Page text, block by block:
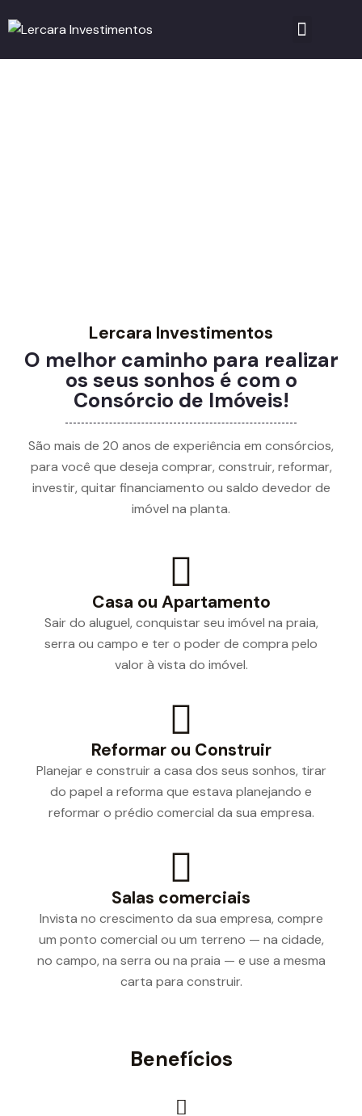
Lercara Investimentos
O melhor caminho para realizar
os seus sonhos é com o
Consórcio de Imóveis!
São mais de 20 anos de experiência em consórcios,
para você que deseja comprar, construir, reformar,
investir, quitar financiamento ou saldo devedor de
imóvel na planta.
Casa ou Apartamento
Sair do aluguel, conquistar seu imóvel na praia,
serra ou campo e ter o poder de compra pelo
valor à vista do imóvel.
Reformar ou Construir
Planejar e construir a casa dos seus sonhos, tirar
do papel a reforma que estava planejando e
reformar o prédio comercial da sua empresa.
Salas comerciais
Invista no crescimento da sua empresa, compre
um ponto comercial ou um terreno — na cidade,
no campo, na serra ou na praia — e use a mesma
carta para construir.
Benefícios